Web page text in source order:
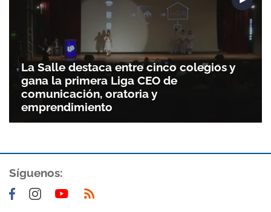
La Salle destaca entre cinco colegios y
gana la primera Liga CEO de
comunicación, oratoria y
emprendimiento
Síguenos: